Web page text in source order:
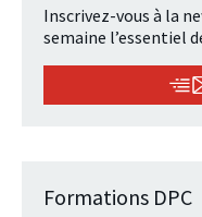
Inscrivez-vous à la
semaine l’essentiel
Formations DPC